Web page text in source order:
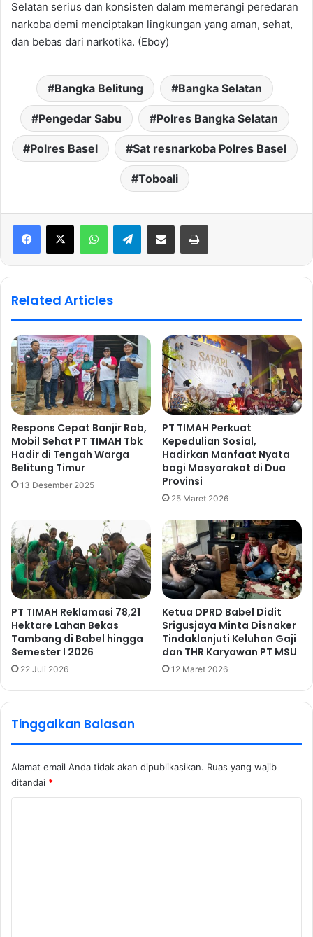
Selatan serius dan konsisten dalam memerangi peredaran
narkoba demi menciptakan lingkungan yang aman, sehat,
dan bebas dari narkotika. (Eboy)
Bangka Belitung Bangka Selatan
Pengedar Sabu Polres Bangka Selatan
Polres Basel Sat resnarkoba Polres Basel
Toboali
WhatsAppTelegramShare via Email Print
Related Articles
Respons Cepat Banjir Rob,
Mobil Sehat PT TIMAH Tbk
Hadir di Tengah Warga
Belitung Timur
13 Desember 2025
PT TIMAH Perkuat
Kepedulian Sosial,
Hadirkan Manfaat Nyata
bagi Masyarakat di Dua
Provinsi
25 Maret 2026
PT TIMAH Reklamasi 78,21
Hektare Lahan Bekas
Tambang di Babel hingga
Semester I 2026
22 Juli 2026
Ketua DPRD Babel Didit
Srigusjaya Minta Disnaker
Tindaklanjuti Keluhan Gaji
dan THR Karyawan PT MSU
12 Maret 2026
Tinggalkan Balasan
Alamat email Anda tidak akan dipublikasikan. Ruas yang wajib
ditandai *